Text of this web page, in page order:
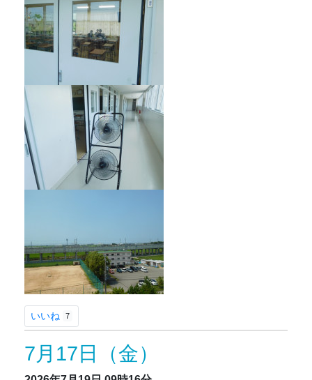
いいね 7
7月17日（金）